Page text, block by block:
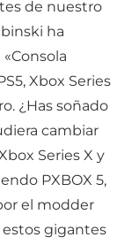
de nuestro
ha
Xbox Series
¿Has soñado
cambiar
Series X y
PXBOX 5,
el modder
gigantes